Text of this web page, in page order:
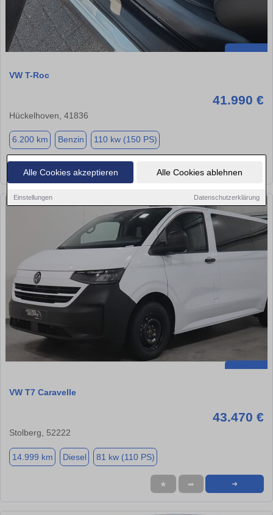
Alle Cookies akzeptieren Alle Cookies ablehnen
Einstellungen Datenschutzerklärung
VW T-Roc
41.990 €
Hückelhoven, 41836
6.200 km Benzin 110 kw (150 PS)
VW T7 Caravelle
43.470 €
Stolberg, 52222
14.999 km Diesel 81 kw (110 PS)
★ ➦ ➜